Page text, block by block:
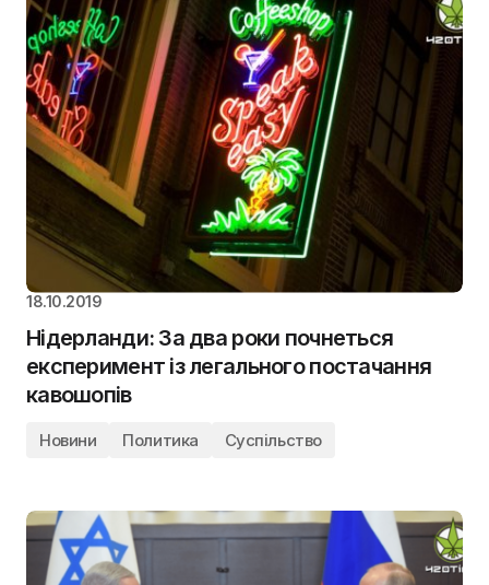
18.10.2019
Нідерланди: За два роки почнеться
експеримент із легального постачання
кавошопів
Новини Политика Суспільство